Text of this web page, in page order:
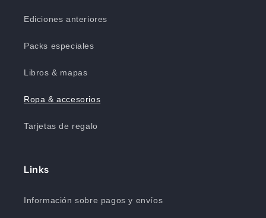
Ediciones anteriores
Packs especiales
Libros & mapas
Ropa & accesorios
Tarjetas de regalo
Links
Información sobre pagos y envíos